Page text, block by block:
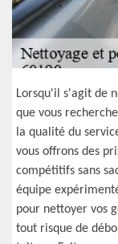
Lorsqu'il s'agit de
que vous
la qualité du
vous offrons des
compétitifs sans
équipe
pour nettoyer vos
tout risque de